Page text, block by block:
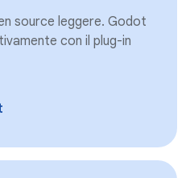
source leggere. Godot
con il plug-in